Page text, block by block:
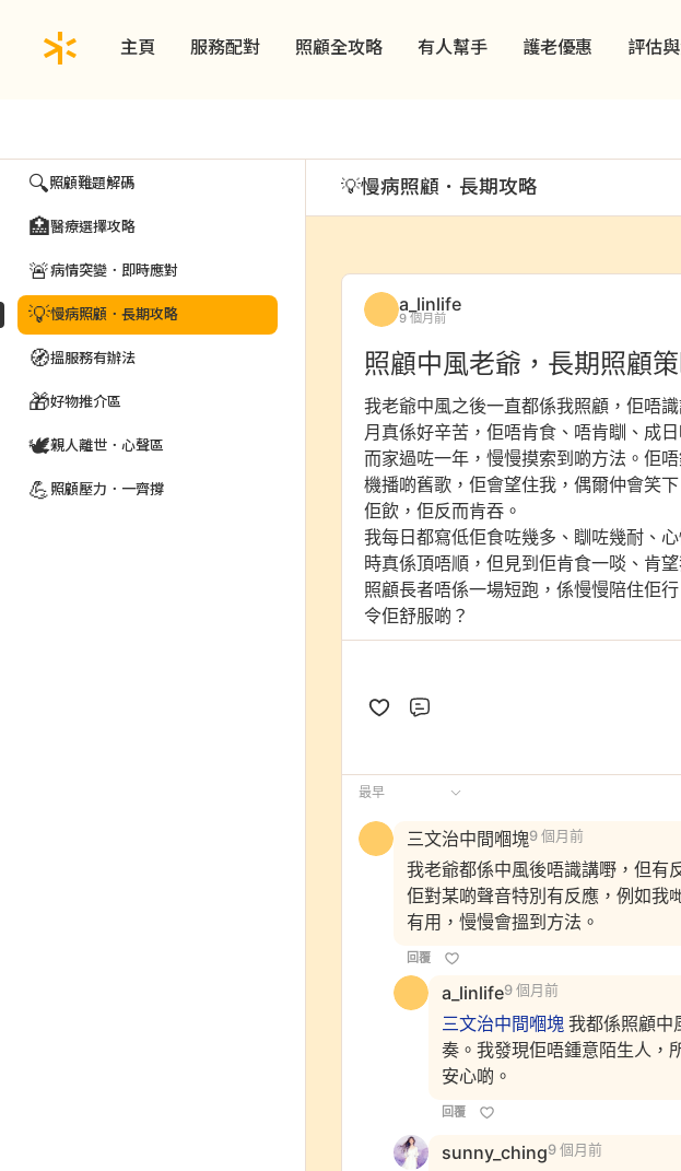
主頁 服務配對 照顧全攻略 有人幫手 護老優惠 評估
🔍照顧難題解碼
🏥醫療選擇攻略
🚨病情突變．即時應對
💡慢病照顧．長期攻略
🧭搵服務有辦法
🎁好物推介區
🕊️親人離世．心聲區
💪 照顧壓力．一齊撐
💡慢病照顧．長期攻略
a_linlife
9 個月前
照顧中風老爺，長期照顧
我老爺中風之後一直都係我照顧，佢唔
月真係好辛苦，佢唔肯食、唔肯瞓、成
而家過咗一年，慢慢摸索到啲方法。佢
機播啲舊歌，佢會望住我，偶爾仲會笑
佢飲，佢反而肯吞。
我每日都寫低佢食咗幾多、瞓咗幾耐、
時真係頂唔順，但見到佢肯食一啖、肯
照顧長者唔係一場短跑，係慢慢陪住佢
令佢舒服啲？
評論
最早
三文治中間嗰塊9 個月前
我老爺都係中風後唔識講嘢，但有
佢對某啲聲音特別有反應，例如我
有用，慢慢會搵到方法。
回覆
a_linlife9 個月前
三文治中間嗰塊 我都係照顧中
奏。我發現佢唔鍾意陌生人，
安心啲。
回覆
sunny_ching9 個月前